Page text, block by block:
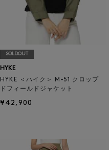
SOLDOUT
HYKE
HYKE ＜ハイク＞ M-51 クロップ
ドフィールドジャケット
¥42,900